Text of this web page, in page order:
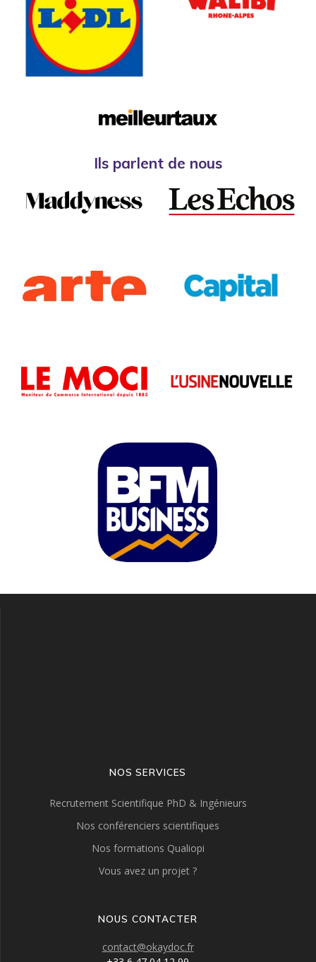
Ils parlent de nous
NOS SERVICES
Recrutement Scientifique PhD & Ingénieurs
Nos conférenciers scientifiques
Nos formations Qualiopi
Vous avez un projet ?
NOUS CONTACTER
contact@okaydoc.fr